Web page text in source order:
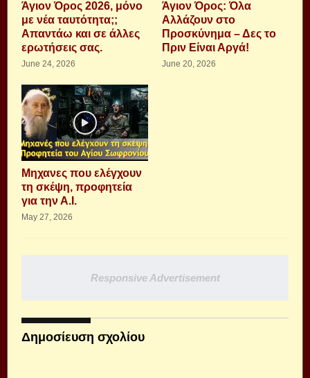
Άγιον Όρος 2026, μόνο
με νέα ταυτότητα;;
Απαντάω και σε άλλες
ερωτήσεις σας.
June 24, 2026
Άγιον Όρος: Όλα
Αλλάζουν στο
Προσκύνημα – Δες το
Πριν Είναι Αργά!
June 20, 2026
Μηχανες που ελέγχουν
τη σκέψη, προφητεία
για την Α.Ι.
May 27, 2026
Responsive Advertisement
Δημοσίευση σχολίου